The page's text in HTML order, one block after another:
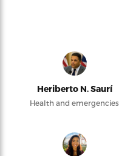
Heriberto N. Saurí
Health and emergencies